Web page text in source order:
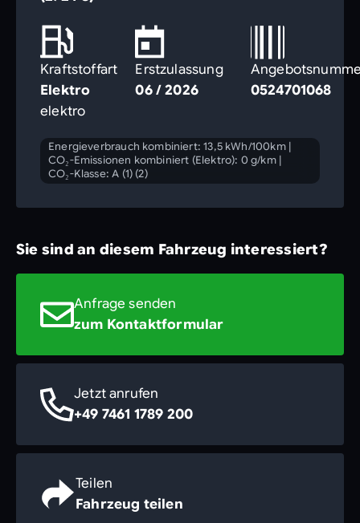
Kraftstoffart
Elektro
Erstzulassung
06 / 2026
0524701068
elektro
Energieverbrauch kombiniert: 13,5 kWh/100km|
CO₂-Emissionen kombiniert (Elektro): 0 g/km|
CO₂-Klasse: A (1) (2)
Sie sind an diesem Fahrzeug interessiert?
Anfrage senden
zum Kontaktformular
Jetzt anrufen
+49 7461 1789 200
Teilen
Fahrzeug teilen